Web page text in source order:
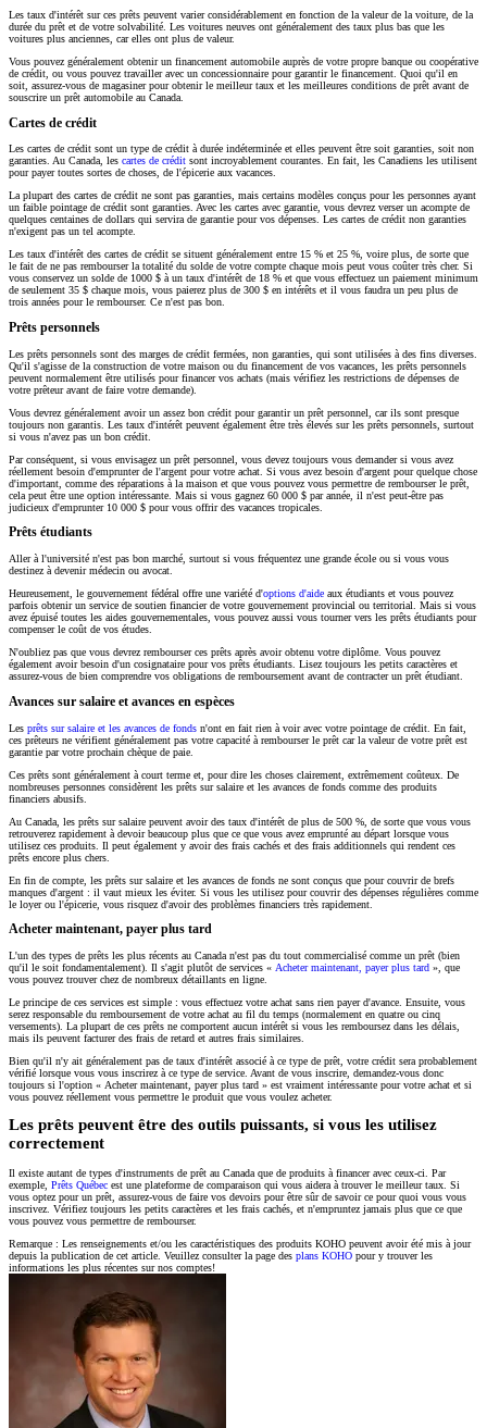
Les taux d'intérêt sur ces prêts peuvent varier considérablement en fonction de la valeur de la voiture, de la
durée du prêt et de votre solvabilité. Les voitures neuves ont généralement des taux plus bas que les
voitures plus anciennes, car elles ont plus de valeur.
Vous pouvez généralement obtenir un financement automobile auprès de votre propre banque ou coopérative
de crédit, ou vous pouvez travailler avec un concessionnaire pour garantir le financement. Quoi qu'il en
soit, assurez-vous de magasiner pour obtenir le meilleur taux et les meilleures conditions de prêt avant de
souscrire un prêt automobile au Canada.
Cartes de crédit
Les cartes de crédit sont un type de crédit à durée indéterminée et elles peuvent être soit garanties, soit non
garanties. Au Canada, les cartes de crédit sont incroyablement courantes. En fait, les Canadiens les utilisent
pour payer toutes sortes de choses, de l'épicerie aux vacances.
La plupart des cartes de crédit ne sont pas garanties, mais certains modèles conçus pour les personnes ayant
un faible pointage de crédit sont garanties. Avec les cartes avec garantie, vous devrez verser un acompte de
quelques centaines de dollars qui servira de garantie pour vos dépenses. Les cartes de crédit non garanties
n'exigent pas un tel acompte.
Les taux d'intérêt des cartes de crédit se situent généralement entre 15 % et 25 %, voire plus, de sorte que
le fait de ne pas rembourser la totalité du solde de votre compte chaque mois peut vous coûter très cher. Si
vous conservez un solde de 1000 $ à un taux d'intérêt de 18 % et que vous effectuez un paiement minimum
de seulement 35 $ chaque mois, vous paierez plus de 300 $ en intérêts et il vous faudra un peu plus de
trois années pour le rembourser. Ce n'est pas bon.
Prêts personnels
Les prêts personnels sont des marges de crédit fermées, non garanties, qui sont utilisées à des fins diverses.
Qu'il s'agisse de la construction de votre maison ou du financement de vos vacances, les prêts personnels
peuvent normalement être utilisés pour financer vos achats (mais vérifiez les restrictions de dépenses de
votre prêteur avant de faire votre demande).
Vous devrez généralement avoir un assez bon crédit pour garantir un prêt personnel, car ils sont presque
toujours non garantis. Les taux d'intérêt peuvent également être très élevés sur les prêts personnels, surtout
si vous n'avez pas un bon crédit.
Par conséquent, si vous envisagez un prêt personnel, vous devez toujours vous demander si vous avez
réellement besoin d'emprunter de l'argent pour votre achat. Si vous avez besoin d'argent pour quelque chose
d'important, comme des réparations à la maison et que vous pouvez vous permettre de rembourser le prêt,
cela peut être une option intéressante. Mais si vous gagnez 60 000 $ par année, il n'est peut-être pas
judicieux d'emprunter 10 000 $ pour vous offrir des vacances tropicales.
Prêts étudiants
Aller à l'université n'est pas bon marché, surtout si vous fréquentez une grande école ou si vous vous
destinez à devenir médecin ou avocat.
Heureusement, le gouvernement fédéral offre une variété d'options d'aide aux étudiants et vous pouvez
parfois obtenir un service de soutien financier de votre gouvernement provincial ou territorial. Mais si vous
avez épuisé toutes les aides gouvernementales, vous pouvez aussi vous tourner vers les prêts étudiants pour
compenser le coût de vos études.
N'oubliez pas que vous devrez rembourser ces prêts après avoir obtenu votre diplôme. Vous pouvez
également avoir besoin d'un cosignataire pour vos prêts étudiants. Lisez toujours les petits caractères et
assurez-vous de bien comprendre vos obligations de remboursement avant de contracter un prêt étudiant.
Avances sur salaire et avances en espèces
Les prêts sur salaire et les avances de fonds n'ont en fait rien à voir avec votre pointage de crédit. En fait,
ces prêteurs ne vérifient généralement pas votre capacité à rembourser le prêt car la valeur de votre prêt est
garantie par votre prochain chèque de paie.
Ces prêts sont généralement à court terme et, pour dire les choses clairement, extrêmement coûteux. De
nombreuses personnes considèrent les prêts sur salaire et les avances de fonds comme des produits
financiers abusifs.
Au Canada, les prêts sur salaire peuvent avoir des taux d'intérêt de plus de 500 %, de sorte que vous vous
retrouverez rapidement à devoir beaucoup plus que ce que vous avez emprunté au départ lorsque vous
utilisez ces produits. Il peut également y avoir des frais cachés et des frais additionnels qui rendent ces
prêts encore plus chers.
En fin de compte, les prêts sur salaire et les avances de fonds ne sont conçus que pour couvrir de brefs
manques d'argent : il vaut mieux les éviter. Si vous les utilisez pour couvrir des dépenses régulières comme
le loyer ou l'épicerie, vous risquez d'avoir des problèmes financiers très rapidement.
Acheter maintenant, payer plus tard
L'un des types de prêts les plus récents au Canada n'est pas du tout commercialisé comme un prêt (bien
qu'il le soit fondamentalement). Il s'agit plutôt de services « Acheter maintenant, payer plus tard », que
vous pouvez trouver chez de nombreux détaillants en ligne.
Le principe de ces services est simple : vous effectuez votre achat sans rien payer d'avance. Ensuite, vous
serez responsable du remboursement de votre achat au fil du temps (normalement en quatre ou cinq
versements). La plupart de ces prêts ne comportent aucun intérêt si vous les remboursez dans les délais,
mais ils peuvent facturer des frais de retard et autres frais similaires.
Bien qu'il n'y ait généralement pas de taux d'intérêt associé à ce type de prêt, votre crédit sera probablement
vérifié lorsque vous vous inscrirez à ce type de service. Avant de vous inscrire, demandez-vous donc
toujours si l'option « Acheter maintenant, payer plus tard » est vraiment intéressante pour votre achat et si
vous pouvez réellement vous permettre le produit que vous voulez acheter.
Les prêts peuvent être des outils puissants, si vous les utilisez
correctement
Il existe autant de types d'instruments de prêt au Canada que de produits à financer avec ceux-ci. Par
exemple, Prêts Québec est une plateforme de comparaison qui vous aidera à trouver le meilleur taux. Si
vous optez pour un prêt, assurez-vous de faire vos devoirs pour être sûr de savoir ce pour quoi vous vous
inscrivez. Vérifiez toujours les petits caractères et les frais cachés, et n'empruntez jamais plus que ce que
vous pouvez vous permettre de rembourser.
Remarque : Les renseignements et/ou les caractéristiques des produits KOHO peuvent avoir été mis à jour
depuis la publication de cet article. Veuillez consulter la page des plans KOHO pour y trouver les
informations les plus récentes sur nos comptes!